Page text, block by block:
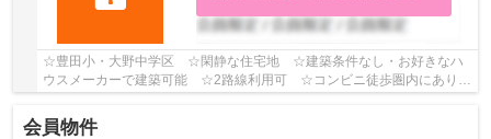
☆豊田小・大野中学区 ☆閑静な住宅地 ☆建築条件なし・お好きなハ
ウスメーカーで建築可能 ☆2路線利用可 ☆コンビニ徒歩圏内にあり
☆全区画35坪越え♪ 【平塚市の土地（売地）のことな...
会員物件